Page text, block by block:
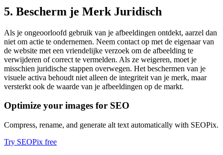
5. Bescherm je Merk Juridisch
Als je ongeoorloofd gebruik van je afbeeldingen ontdekt, aarzel dan
niet om actie te ondernemen. Neem contact op met de eigenaar van
de website met een vriendelijke verzoek om de afbeelding te
verwijderen of correct te vermelden. Als ze weigeren, moet je
misschien juridische stappen overwegen. Het beschermen van je
visuele activa behoudt niet alleen de integriteit van je merk, maar
versterkt ook de waarde van je afbeeldingen op de markt.
Optimize your images for SEO
Compress, rename, and generate alt text automatically with SEOPix.
Try SEOPix free